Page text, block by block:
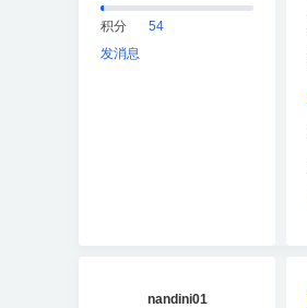
积分
54
发消息
nandini01